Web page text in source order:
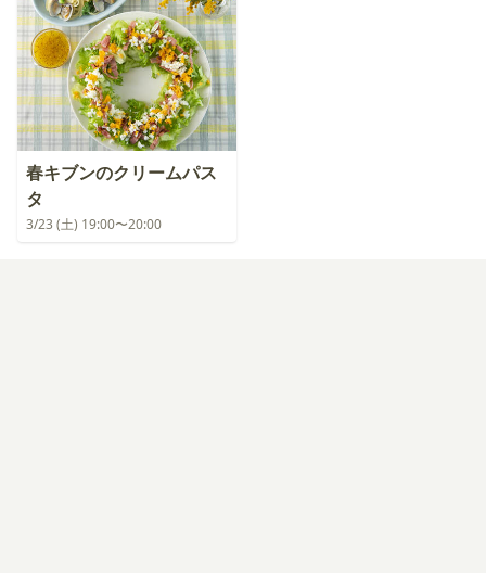
春キブンのクリームパス
タ
3/23 (土) 19:00〜20:00